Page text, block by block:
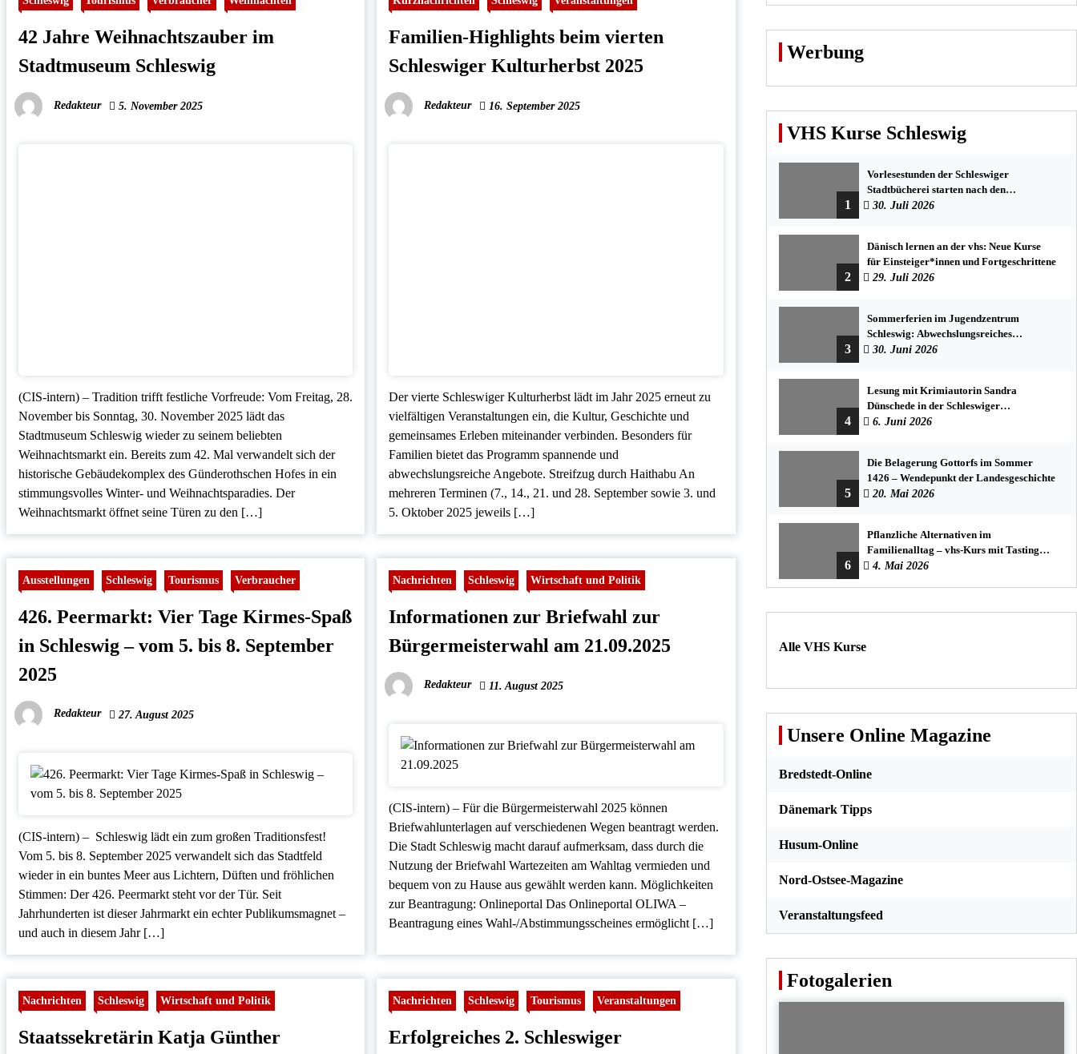
42 Jahre Weihnachtszauber im
Stadtmuseum Schleswig
Redakteur 5. November 2025
(CIS-intern) – Tradition trifft festliche Vorfreude: Vom Freitag, 28.
November bis Sonntag, 30. November 2025 lädt das
Stadtmuseum Schleswig wieder zu seinem beliebten
Weihnachtsmarkt ein. Bereits zum 42. Mal verwandelt sich der
historische Gebäudekomplex des Günderothschen Hofes in ein
stimmungsvolles Winter- und Weihnachtsparadies. Der
Weihnachtsmarkt öffnet seine Türen zu den […]
Familien-Highlights beim vierten
Schleswiger Kulturherbst 2025
Redakteur 16. September 2025
Der vierte Schleswiger Kulturherbst lädt im Jahr 2025 erneut zu
vielfältigen Veranstaltungen ein, die Kultur, Geschichte und
gemeinsames Erleben miteinander verbinden. Besonders für
Familien bietet das Programm spannende und
abwechslungsreiche Angebote. Streifzug durch Haithabu An
mehreren Terminen (7., 14., 21. und 28. September sowie 3. und
5. Oktober 2025 jeweils […]
Ausstellungen Schleswig Tourismus Verbraucher
426. Peermarkt: Vier Tage Kirmes-Spaß
in Schleswig – vom 5. bis 8. September
2025
Redakteur 27. August 2025
(CIS-intern) – Schleswig lädt ein zum großen Traditionsfest!
Vom 5. bis 8. September 2025 verwandelt sich das Stadtfeld
wieder in ein buntes Meer aus Lichtern, Düften und fröhlichen
Stimmen: Der 426. Peermarkt steht vor der Tür. Seit
Jahrhunderten ist dieser Jahrmarkt ein echter Publikumsmagnet –
und auch in diesem Jahr […]
Nachrichten Schleswig Wirtschaft und Politik
Informationen zur Briefwahl zur
Bürgermeisterwahl am 21.09.2025
Redakteur 11. August 2025
(CIS-intern) – Für die Bürgermeisterwahl 2025 können
Briefwahlunterlagen auf verschiedenen Wegen beantragt werden.
Die Stadt Schleswig macht darauf aufmerksam, dass durch die
Nutzung der Briefwahl Wartezeiten am Wahltag vermieden und
bequem von zu Hause aus gewählt werden kann. Möglichkeiten
zur Beantragung: Onlineportal Das Onlineportal OLIWA –
Beantragung eines Wahl-/Abstimmungsscheines ermöglicht […]
Nachrichten Schleswig Wirtschaft und Politik
Staatssekretärin Katja Günther
Nachrichten Schleswig Tourismus Veranstaltungen
Erfolgreiches 2. Schleswiger
Werbung
VHS Kurse Schleswig
1
Vorlesestunden der Schleswiger
Stadtbücherei starten nach den
Sommerferien mit spannenden
30. Juli 2026
2
Dänisch lernen an der vhs: Neue Kurse
für Einsteiger*innen und Fortgeschrittene
29. Juli 2026
3
Sommerferien im Jugendzentrum
Schleswig: Abwechslungsreiches
Programm für Kinder und Jugendliche
30. Juni 2026
4
Lesung mit Krimiautorin Sandra
Dünschede in der Schleswiger
Stadtbücherei
6. Juni 2026
5
Die Belagerung Gottorfs im Sommer
1426 – Wendepunkt der Landesgeschichte
20. Mai 2026
6
Pflanzliche Alternativen im
Familienalltag – vhs-Kurs mit Tasting
und einfachen DIY-Rezepten
4. Mai 2026
Alle VHS Kurse
Unsere Online Magazine
Bredstedt-Online
Dänemark Tipps
Husum-Online
Nord-Ostsee-Magazine
Veranstaltungsfeed
Fotogalerien